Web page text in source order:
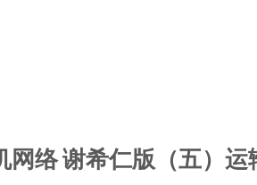
网络 谢希仁版（五）运